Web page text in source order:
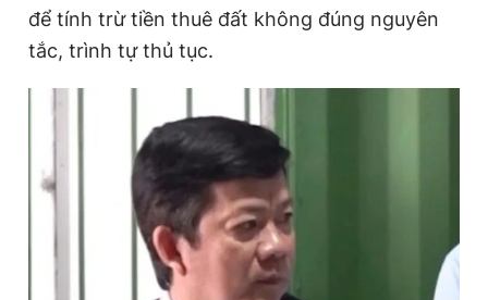
để tính trừ tiền thuê đất không đúng nguyên
tắc, trình tự thủ tục.